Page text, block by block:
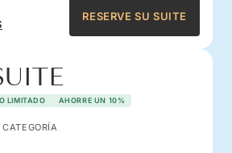
RESERVE SU SUITE
LIMITADO AHORRE UN 10%